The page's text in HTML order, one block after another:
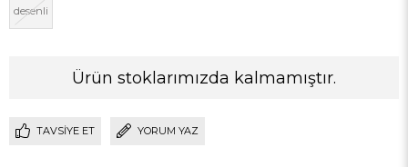
desenli
Ürün stoklarımızda kalmamıştır.
TAVSIYE ET YORUM YAZ